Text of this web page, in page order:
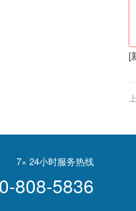
[
7× 24小时服务热线
808-5836